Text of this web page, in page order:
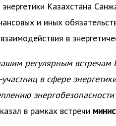
энергетики Казахстана
и иных
в
регулярным
участниц в сфере
в рамках встречи